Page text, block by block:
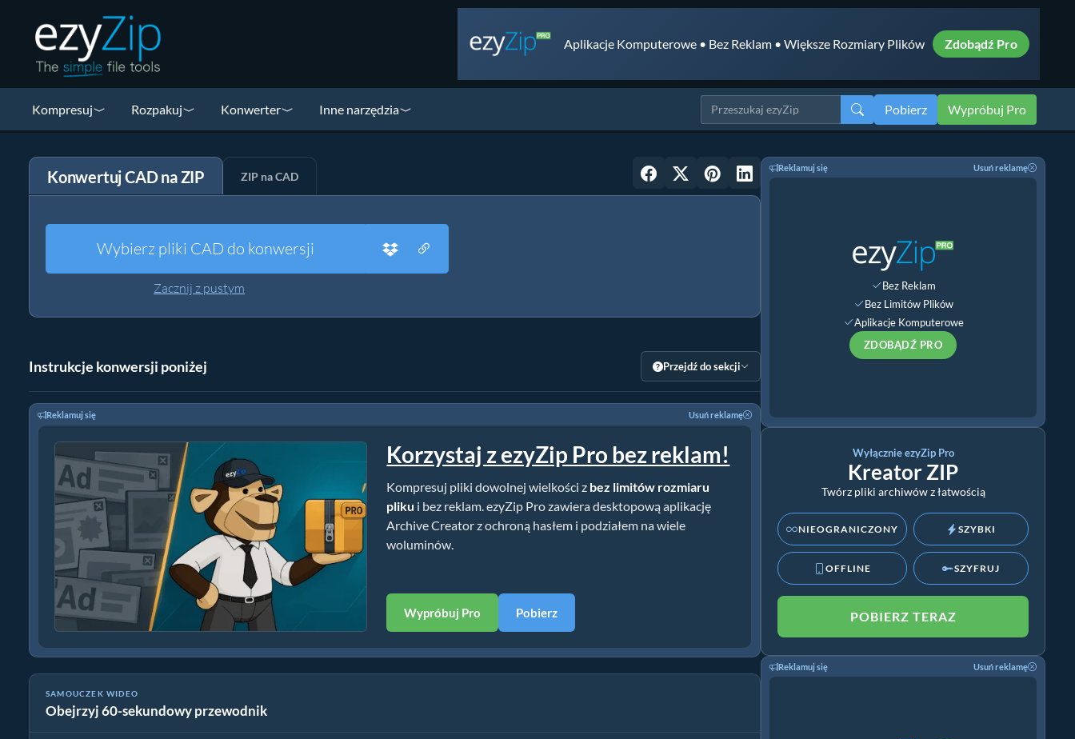
Aplikacje Komputerowe • Bez Reklam • Większe Rozmiary Plików Zdobądź Pro
Kompresuj Rozpakuj Konwerter Inne narzędzia Pobierz Wypróbuj Pro
Konwertuj CAD na ZIP ZIP na CAD
Wybierz pliki CAD do konwersji
Zacznij z pustym
Instrukcje konwersji poniżej Przejdź do sekcji
Reklamuj się Usuń reklamę
Korzystaj z ezyZip Pro bez reklam!
Kompresuj pliki dowolnej wielkości z bez limitów rozmiaru
pliku i bez reklam. ezyZip Pro zawiera desktopową aplikację
Archive Creator z ochroną hasłem i podziałem na wiele
woluminów.
Wypróbuj Pro Pobierz
SAMOUCZEK WIDEO
Obejrzyj 60-sekundowy przewodnik
Konwertuj cad do formatu ZIP | Online za darmo
Reklamuj się Usuń reklamę
Bez Reklam
Bez Limitów Plików
Aplikacje Komputerowe
ZDOBĄDŹ PRO
Wyłącznie ezyZip Pro
Kreator ZIP
Twórz pliki archiwów z łatwością
NIEOGRANICZONY SZYBKI
OFFLINE SZYFRUJ
POBIERZ TERAZ
Reklamuj się Usuń reklamę